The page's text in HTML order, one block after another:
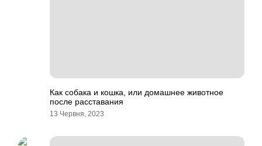
Как собака и кошка, или домашнее животное
после расставания
13 Червня, 2023